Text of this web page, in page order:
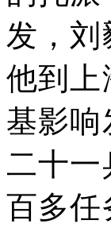
发，刘
他到上
基影响
二十一
百多任